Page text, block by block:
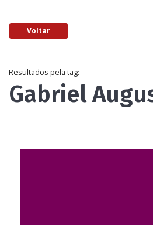
Voltar
Resultados pela tag:
Gabriel